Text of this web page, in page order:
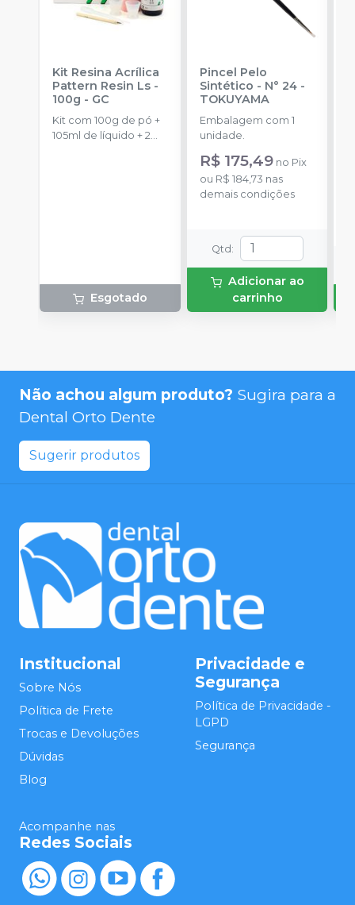
Kit Resina Acrílica
Pattern Resin Ls -
100g - GC
Kit com 100g de pó +
105ml de líquido + 2
Esgotado
Pincel Pelo
Sintético - N° 24-
TOKUYAMA
Embalagem com 1
unidade.
R$ 175,49 no Pix
ou R$ 184,73 nas
demais condições
Qtd :
Adicionar ao
carrinho
Não achou algum produto? Sugira para a
Dental Orto Dente
Sugerir produtos
Institucional
Sobre Nós
Política de Frete
Trocas e Devoluções
Dúvidas
Blog
Privacidade e
Segurança
Política de Privacidade -
LGPD
Segurança
Acompanhe nas
Redes Sociais